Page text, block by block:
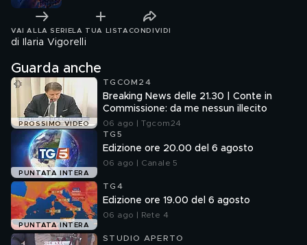
VAI ALLA SERIE LA TUA LISTA CONDIVIDI
di Ilaria Vigorelli
Guarda anche
PROSSIMO VIDEO
TGCOM24
Breaking News delle 21.30 | Conte in
Commissione: da me nessun illecito
06 ago | Tgcom24
PUNTATA INTERA
TG5
Edizione ore 20.00 del 6 agosto
06 ago | Canale 5
PUNTATA INTERA
TG4
Edizione ore 19.00 del 6 agosto
06 ago | Rete 4
STUDIO APERTO